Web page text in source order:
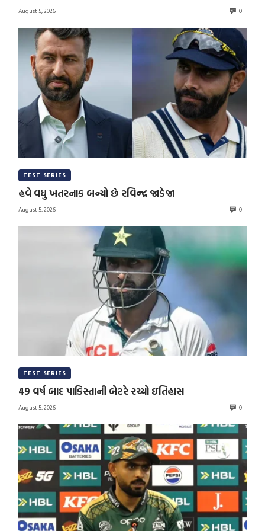
August 5, 2026 0
TEST SERIES
હવે વધુ ખતરનાક બન્યો છે રવિન્દ્ર જાડેજા
August 5, 2026 0
TEST SERIES
49 વર્ષ બાદ પાકિસ્તાની બેટરે રચ્યો ઇતિહાસ
August 5, 2026 0